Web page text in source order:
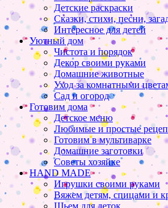
Детские раскраски
Сказки, стихи, песни,
Интересное для детей
Уютный дом
Чистота и порядок
Декор своими руками
Домашние животные
Уход за комнатными
Сад и огород
Готовим дома
Детское меню
Любимые и простые
Готовим в мультиварке
Домашние заготовки
Советы хозяйке
HAND MADE
Игрушки своими руками
Вяжем детям, спицами и
Шьем для деток